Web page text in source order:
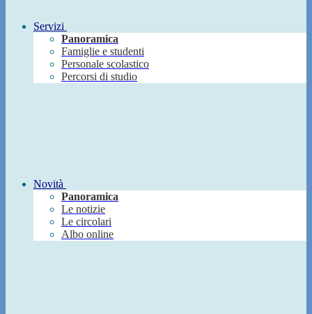
Servizi
Panoramica
Famiglie e studenti
Personale scolastico
Percorsi di studio
Novità
Panoramica
Le notizie
Le circolari
Albo online